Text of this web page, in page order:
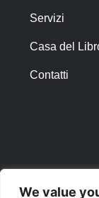
We value
Servizi
Casa del
Contatti